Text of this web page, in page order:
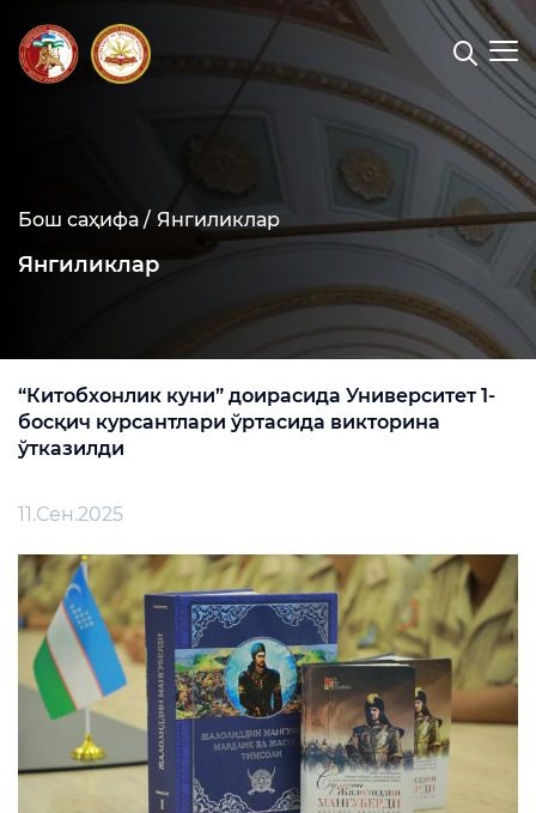
Бош саҳифа / Янгиликлар
Янгиликлар
“Китобхонлик куни” доирасида Университет 1-
босқич курсантлари ўртасида викторина
ўтказилди
11.Сен.2025